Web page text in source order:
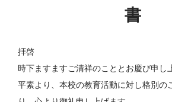
書
拝啓
時下ますますご清祥のこととお慶び申し
平素より、本校の教育活動に対し格別の